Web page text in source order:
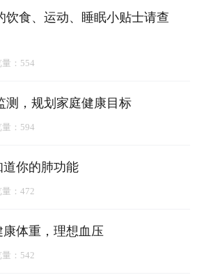
饮食、运动、睡眠小贴士请查
：554
测，规划家庭健康目标
：594
你的肺功能
：472
体重，理想血压
：542